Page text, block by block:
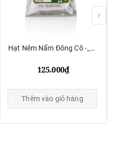
Hạt Nêm Nấm Đông Cô -_450g
125.000₫
Thêm vào giỏ hàng